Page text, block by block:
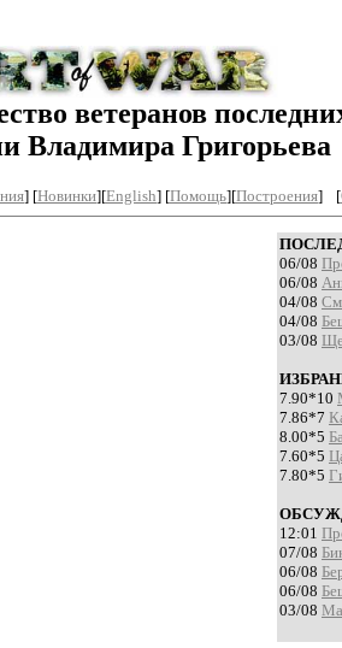
ветеранов
Владимира Григорьева
] [Новинки][English] [Помощь][Построения] [
06/08
06/08
04/08
04/08
03/08
7.90*10
7.86*7
8.00*5
7.60*5
7.80*5
12:01
07/08
06/08
06/08
03/08